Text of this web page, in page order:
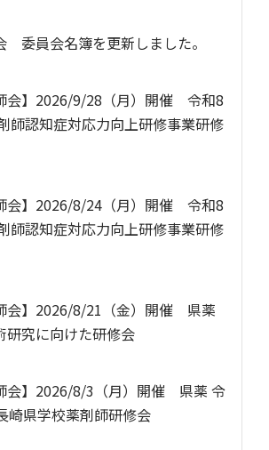
委員会名簿を更新しました。
会】2026/9/28（月）開催 令和8
師認知症対応力向上研修事業研修
会】2026/8/24（月）開催 令和8
師認知症対応力向上研修事業研修
会】2026/8/21（金）開催 県薬
研究に向けた研修会
会】2026/8/3（月）開催 県薬 令
崎県学校薬剤師研修会